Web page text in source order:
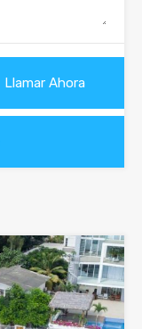
Llamar Ahora